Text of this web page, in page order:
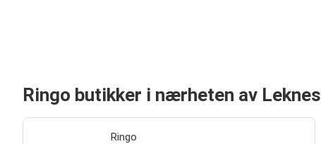
Ringo butikker i nærheten av Leknes
Ringo